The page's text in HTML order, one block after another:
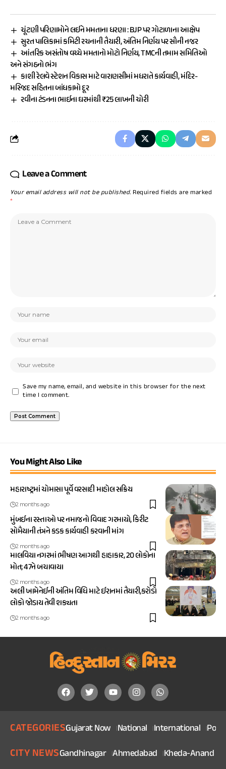
ચૂંટણી પરિણામોને લઈને મમતાના ધરણા : BJP પર ગોટાળાના આક્ષેપ
સુરત પાલિકામાં કમિટી રચનાની તૈયારી, અંતિમ નિર્ણય પર સૌની નજર
આંતરિક અસંતોષ વચ્ચે મમતાનો મોટો નિર્ણય, TMCની તમામ સમિતિઓ
અને સંગઠનો ભંગ
કાશી રેલવે સ્ટેશન વિકાસ માટે વારાણસીમાં મધરાતે કાર્યવાહી, મંદિર-
મસ્જિદ સહિતના બાંધકામો દૂર
રવીના ટંડનના ભાઈના ઘરમાંથી ₹25 લાખની ચોરી
Leave a Comment
Your email address will not be published. Required fields are marked
*
Save my name, email, and website in this browser for the next
time I comment.
You Might Also Like
મહારાષ્ટ્રમાં ચોમાસા પૂર્વે વરસાદી માહોલ સક્રિય
2 months ago
મુંબઈના રસ્તાઓ પર નમાજનો વિવાદ ગરમાયો, કિરીટ
સોમૈયાની તંત્રને કડક કાર્યવાહી કરવાની માંગ
2 months ago
માલવિયા નગરમાં ભીષણ આગથી હાહાકાર, 20 લોકોના
મોત; 47ને બચાવાયા
2 months ago
અલી ખામેનેઈની અંતિમ વિધિ માટે ઈરાનમાં તૈયારી,કરોડો
લોકો જોડાય તેવી શક્યતા
2 months ago
CATEGORIESGujarat Now National International
CITY NEWSGandhinagar Ahmedabad Kheda-Anand